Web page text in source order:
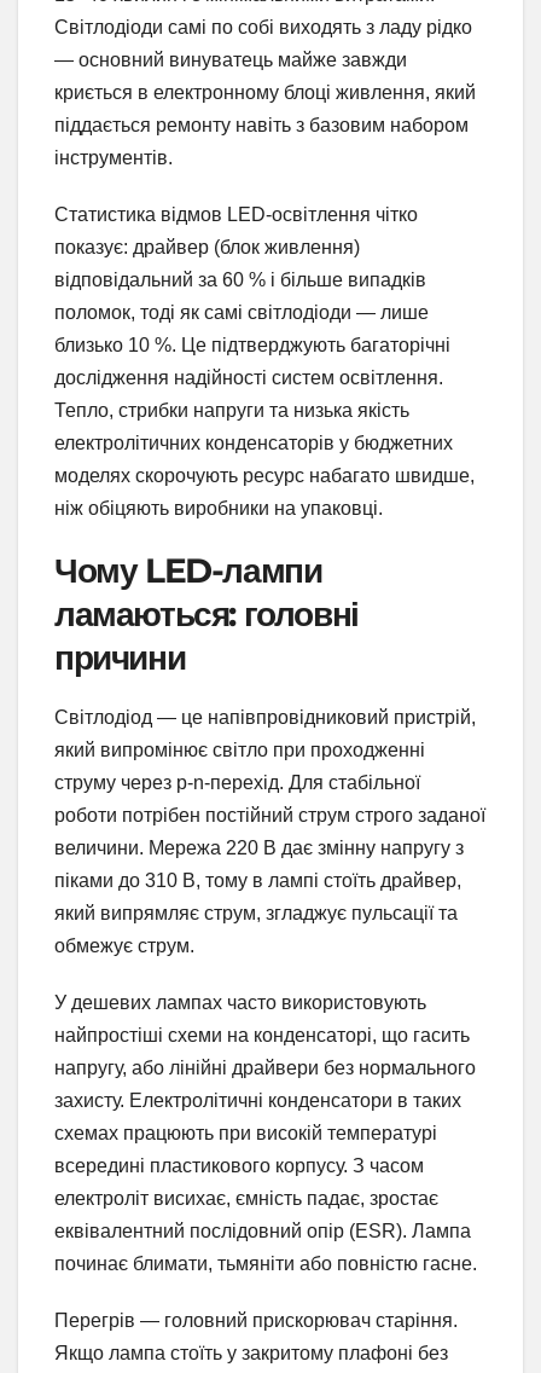
Світлодіоди самі по собі виходять з ладу рідко
— основний винуватець майже завжди
криється в електронному блоці живлення, який
піддається ремонту навіть з базовим набором
інструментів.
Статистика відмов LED-освітлення чітко
показує: драйвер (блок живлення)
відповідальний за 60 % і більше випадків
поломок, тоді як самі світлодіоди — лише
близько 10 %. Це підтверджують багаторічні
дослідження надійності систем освітлення.
Тепло, стрибки напруги та низька якість
електролітичних конденсаторів у бюджетних
моделях скорочують ресурс набагато швидше,
ніж обіцяють виробники на упаковці.
Чому LED-лампи
ламаються: головні
причини
Світлодіод — це напівпровідниковий пристрій,
який випромінює світло при проходженні
струму через p-n-перехід. Для стабільної
роботи потрібен постійний струм строго заданої
величини. Мережа 220 В дає змінну напругу з
піками до 310 В, тому в лампі стоїть драйвер,
який випрямляє струм, згладжує пульсації та
обмежує струм.
У дешевих лампах часто використовують
найпростіші схеми на конденсаторі, що гасить
напругу, або лінійні драйвери без нормального
захисту. Електролітичні конденсатори в таких
схемах працюють при високій температурі
всередині пластикового корпусу. З часом
електроліт висихає, ємність падає, зростає
еквівалентний послідовний опір (ESR). Лампа
починає блимати, тьмяніти або повністю гасне.
Перегрів — головний прискорювач старіння.
Якщо лампа стоїть у закритому плафоні без